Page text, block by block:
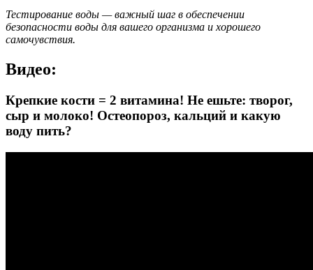
Тестирование воды — важный шаг в обеспечении
безопасности воды для вашего организма и хорошего
самочувствия.
Видео:
Крепкие кости = 2 витамина! Не ешьте: творог,
сыр и молоко! Остеопороз, кальций и какую
воду пить?